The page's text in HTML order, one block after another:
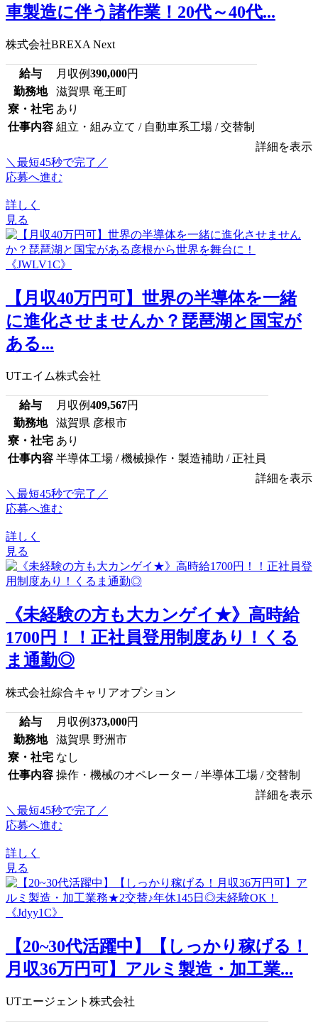
車製造に伴う諸作業！20代～40代...
株式会社BREXA Next
給与 月収例390,000円
勤務地
滋賀県 竜王町
寮・社宅 あり
仕事内容 組立・組み立て / 自動車系工場 / 交替制
詳細を表示
＼最短45秒で完了／
応募へ進む
詳しく
見る
【月収40万円可】世界の半導体を一緒
に進化させませんか？琵琶湖と国宝が
ある...
UTエイム株式会社
給与 月収例409,567円
勤務地
滋賀県 彦根市
寮・社宅 あり
仕事内容 半導体工場 / 機械操作・製造補助 / 正社員
詳細を表示
＼最短45秒で完了／
応募へ進む
詳しく
見る
《未経験の方も大カンゲイ★》高時給
1700円！！正社員登用制度あり！くる
ま通勤◎
株式会社綜合キャリアオプション
給与 月収例373,000円
勤務地
滋賀県 野洲市
寮・社宅 なし
仕事内容 操作・機械のオペレーター / 半導体工場 / 交替制
詳細を表示
＼最短45秒で完了／
応募へ進む
詳しく
見る
【20~30代活躍中】【しっかり稼げる！
月収36万円可】アルミ製造・加工業...
UTエージェント株式会社